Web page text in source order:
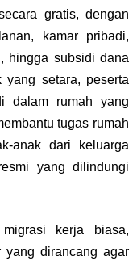
gratis, dengan
kamar pribadi,
hingga subsidi dana
yang setara, peserta
dalam rumah yang
tugas rumah
anak dari keluarga
yang dilindungi
kerja biasa,
yang dirancang agar